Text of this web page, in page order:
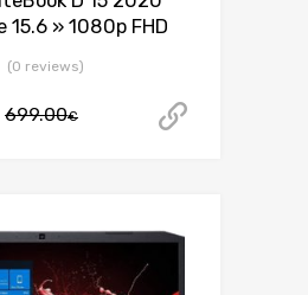
15.6 » 1080p FHD
(0 reviews)
699.00€Le
était :
699.00€.
Le
est :
599.00€.